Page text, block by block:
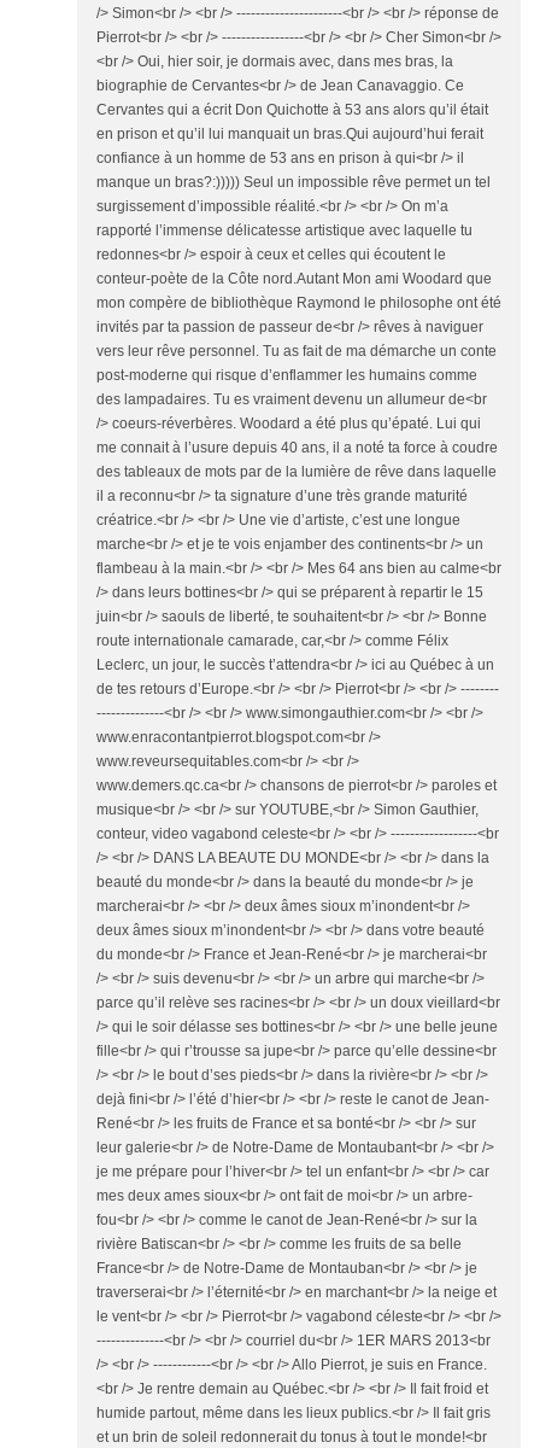
/> Simon<br /> <br /> ----------------------<br /> <br /> réponse de
Pierrot<br /> <br /> -----------------<br /> <br /> Cher Simon<br />
<br /> Oui, hier soir, je dormais avec, dans mes bras, la
biographie de Cervantes<br /> de Jean Canavaggio. Ce
Cervantes qui a écrit Don Quichotte à 53 ans alors qu’il était
en prison et qu’il lui manquait un bras.Qui aujourd’hui ferait
confiance à un homme de 53 ans en prison à qui<br /> il
manque un bras?:))))) Seul un impossible rêve permet un tel
surgissement d’impossible réalité.<br /> <br /> On m’a
rapporté l’immense délicatesse artistique avec laquelle tu
redonnes<br /> espoir à ceux et celles qui écoutent le
conteur-poète de la Côte nord.Autant Mon ami Woodard que
mon compère de bibliothèque Raymond le philosophe ont été
invités par ta passion de passeur de<br /> rêves à naviguer
vers leur rêve personnel. Tu as fait de ma démarche un conte
post-moderne qui risque d’enflammer les humains comme
des lampadaires. Tu es vraiment devenu un allumeur de<br
/> coeurs-réverbères. Woodard a été plus qu’épaté. Lui qui
me connait à l’usure depuis 40 ans, il a noté ta force à coudre
des tableaux de mots par de la lumière de rêve dans laquelle
il a reconnu<br /> ta signature d’une très grande maturité
créatrice.<br /> <br /> Une vie d’artiste, c’est une longue
marche<br /> et je te vois enjamber des continents<br /> un
flambeau à la main.<br /> <br /> Mes 64 ans bien au calme<br
/> dans leurs bottines<br /> qui se préparent à repartir le 15
juin<br /> saouls de liberté, te souhaitent<br /> <br /> Bonne
route internationale camarade, car,<br /> comme Félix
Leclerc, un jour, le succès t’attendra<br /> ici au Québec à un
de tes retours d’Europe.<br /> <br /> Pierrot<br /> <br /> --------
--------------<br /> <br /> www.simongauthier.com<br /> <br />
www.enracontantpierrot.blogspot.com<br />
www.reveursequitables.com<br /> <br />
www.demers.qc.ca<br /> chansons de pierrot<br /> paroles et
musique<br /> <br /> sur YOUTUBE,<br /> Simon Gauthier,
conteur, video vagabond celeste<br /> <br /> ------------------<br
/> <br /> DANS LA BEAUTE DU MONDE<br /> <br /> dans la
beauté du monde<br /> dans la beauté du monde<br /> je
marcherai<br /> <br /> deux âmes sioux m’inondent<br />
deux âmes sioux m’inondent<br /> <br /> dans votre beauté
du monde<br /> France et Jean-René<br /> je marcherai<br
/> <br /> suis devenu<br /> <br /> un arbre qui marche<br />
parce qu’il relève ses racines<br /> <br /> un doux vieillard<br
/> qui le soir délasse ses bottines<br /> <br /> une belle jeune
fille<br /> qui r’trousse sa jupe<br /> parce qu’elle dessine<br
/> <br /> le bout d’ses pieds<br /> dans la rivière<br /> <br />
dejà fini<br /> l’été d’hier<br /> <br /> reste le canot de Jean-
René<br /> les fruits de France et sa bonté<br /> <br /> sur
leur galerie<br /> de Notre-Dame de Montaubant<br /> <br />
je me prépare pour l’hiver<br /> tel un enfant<br /> <br /> car
mes deux ames sioux<br /> ont fait de moi<br /> un arbre-
fou<br /> <br /> comme le canot de Jean-René<br /> sur la
rivière Batiscan<br /> <br /> comme les fruits de sa belle
France<br /> de Notre-Dame de Montauban<br /> <br /> je
traverserai<br /> l’éternité<br /> en marchant<br /> la neige et
le vent<br /> <br /> Pierrot<br /> vagabond céleste<br /> <br />
--------------<br /> <br /> courriel du<br /> 1ER MARS 2013<br
/> <br /> ------------<br /> <br /> Allo Pierrot, je suis en France.
<br /> Je rentre demain au Québec.<br /> <br /> Il fait froid et
humide partout, même dans les lieux publics.<br /> Il fait gris
et un brin de soleil redonnerait du tonus à tout le monde!<br